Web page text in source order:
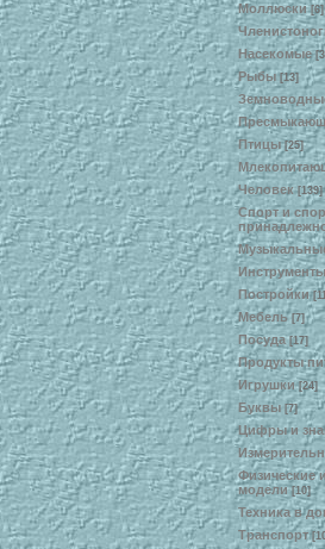
Моллюски [6]
Насекомые
Рыбы [13]
Птицы [25]
Человек [139]
Спорт и
Инструменты
Постройки
Мебель [7]
Посуда [17]
Продукты
Игрушки [24]
Буквы [7]
Цифры и
Физические
модели [10]
Техника в
Транспорт